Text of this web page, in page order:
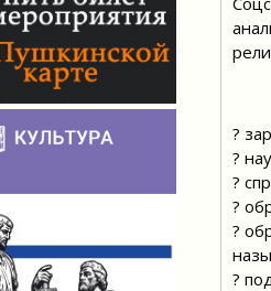
?
?
?
?
?
?